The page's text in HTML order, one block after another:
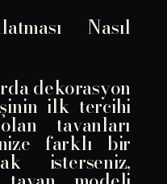
Nasıl
dekorasyon
ilk tercihi
tavanları
farklı bir
isterseniz,